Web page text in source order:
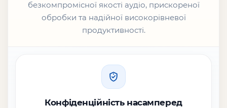
безкомпромісної якості аудіо, прискореної
обробки та надійної високорівневої
продуктивності.
Конфіденційність насамперед